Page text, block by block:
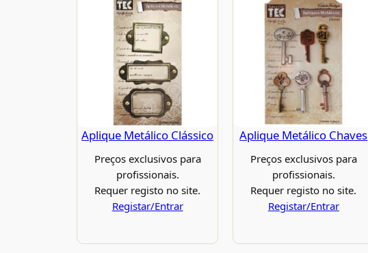
Aplique Metálico Clássico
Preços exclusivos para
profissionais.
Requer registo no site.
Registar/Entrar
Aplique Metálico Chaves
Preços exclusivos para
profissionais.
Requer registo no site.
Registar/Entrar